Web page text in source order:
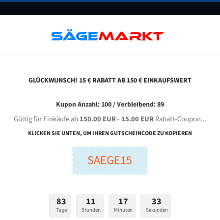
FAQ GUTSCHEINE BLOG KONTAKT
WEIYE Sawing Machine GZS 4228 für 5340 mm Bi-
Bandsägeblätter
Breite (mm):
GLÜCKWUNSCH! 15 € RABATT AB 150 € EINKAUFSWERT
Kupon Anzahl: 100 / Verbleibend: 89
Gültig für Einkäufe ab150.00 EUR- 15.00 EURRabatt-Coupon...
KLICKEN SIE UNTEN, UM IHREN GUTSCHEINCODE ZU KOPIEREN
SAEGE15
83
Tage
11
Stunden
17
Minuten
32
Sekunden